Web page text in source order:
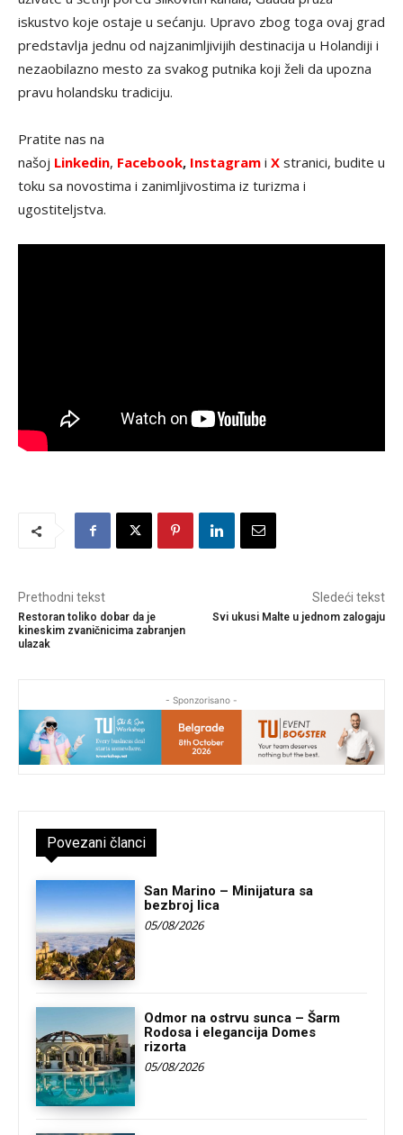
iskustvo koje ostaje u sećanju. Upravo zbog toga ovaj grad
predstavlja jednu od najzanimljivijih destinacija u Holandiji i
nezaobilazno mesto za svakog putnika koji želi da upozna
pravu holandsku tradiciju.
Pratite nas na
našoj Linkedin, Facebook, Instagram i X stranici, budite u
toku sa novostima i zanimljivostima iz turizma i
ugostiteljstva.
Prethodni tekst
Restoran toliko dobar da je
kineskim zvaničnicima zabranjen
ulazak
Sledeći tekst
Svi ukusi Malte u jednom zalogaju
- Sponzorisano -
Povezani članci
San Marino – Minijatura sa
bezbroj lica
05/08/2026
Odmor na ostrvu sunca – Šarm
Rodosa i elegancija Domes
rizorta
05/08/2026